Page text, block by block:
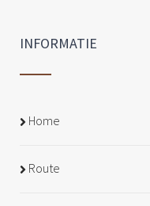
INFORMATIE
Home
Route